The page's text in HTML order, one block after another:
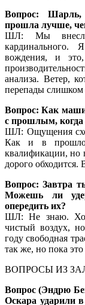
Вопрос: Шарль,
прошла лучше,
ШЛ: Мы внесли
вождения, и
анализа. Ветер,
перепады слишком
Вопрос: Как
с прошлым, когда
ШЛ: Ощущения
Как и в
квалификации, но
дорого
Вопрос: Завтра
Можешь ли
опередить их?
ШЛ: Не знаю.
чистый воздух,
году свободная
так же, но пока
ВОПРОСЫ ИЗ
Вопрос (Эндрю
Оскара ударили